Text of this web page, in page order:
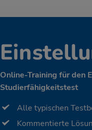
Online-Training für den
Studierfähigkeitstest
Alle typischen
Kommentierte